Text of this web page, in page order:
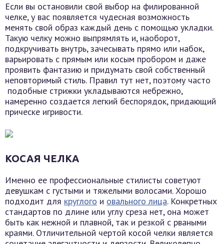
Если вы остановили свой выбор на филированной
челке, у вас появляется чудесная возможность
менять свой образ каждый день с помощью укладки.
Такую челку можно выпрямлять и, наоборот,
подкручивать внутрь, зачесывать прямо или набок,
варьировать с прямым или косым пробором и даже
проявить фантазию и придумать свой собственный
неповторимый стиль. Правил тут нет, поэтому часто
подобные стрижки укладываются небрежно,
намеренно создается легкий беспорядок, придающий
прическе игривости.
КОСАЯ ЧЕЛКА
Именно ее профессиональные стилисты советуют
девушкам с густыми и тяжелыми волосами. Хорошо
подходит для круглого и овального лица. Конкретных
стандартов по длине или углу среза нет, она может
быть как нежной и плавной, так и резкой с рваными
краями. Отличительной чертой косой челки является